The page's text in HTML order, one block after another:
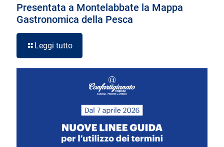
Presentata a Montelabbate la Mappa
Gastronomica della Pesca
Leggi tutto